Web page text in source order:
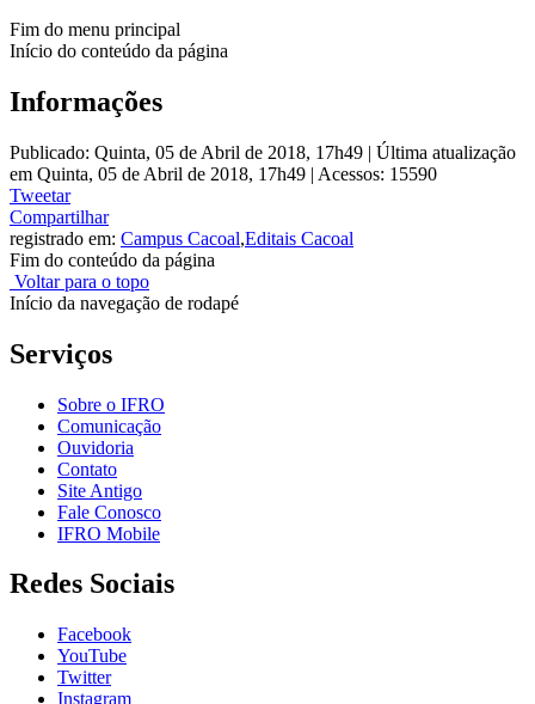
Fim do menu principal
Início do conteúdo da página
Informações
Publicado: Quinta, 05 de Abril de 2018, 17h49 | Última atualização
em Quinta, 05 de Abril de 2018, 17h49 | Acessos: 15590
Tweetar
Compartilhar
registrado em: Campus Cacoal,Editais Cacoal
Fim do conteúdo da página
Voltar para o topo
Início da navegação de rodapé
Serviços
Sobre o IFRO
Comunicação
Ouvidoria
Contato
Site Antigo
Fale Conosco
IFRO Mobile
Redes Sociais
Facebook
YouTube
Twitter
Instagram